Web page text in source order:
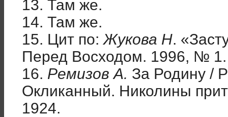
13. Там же.
14. Там же.
15. Цит по: Жукова Н.
Перед Восходом. 1996, №
16. Ремизов А. За Родину /
Окликанный. Николины
1924.